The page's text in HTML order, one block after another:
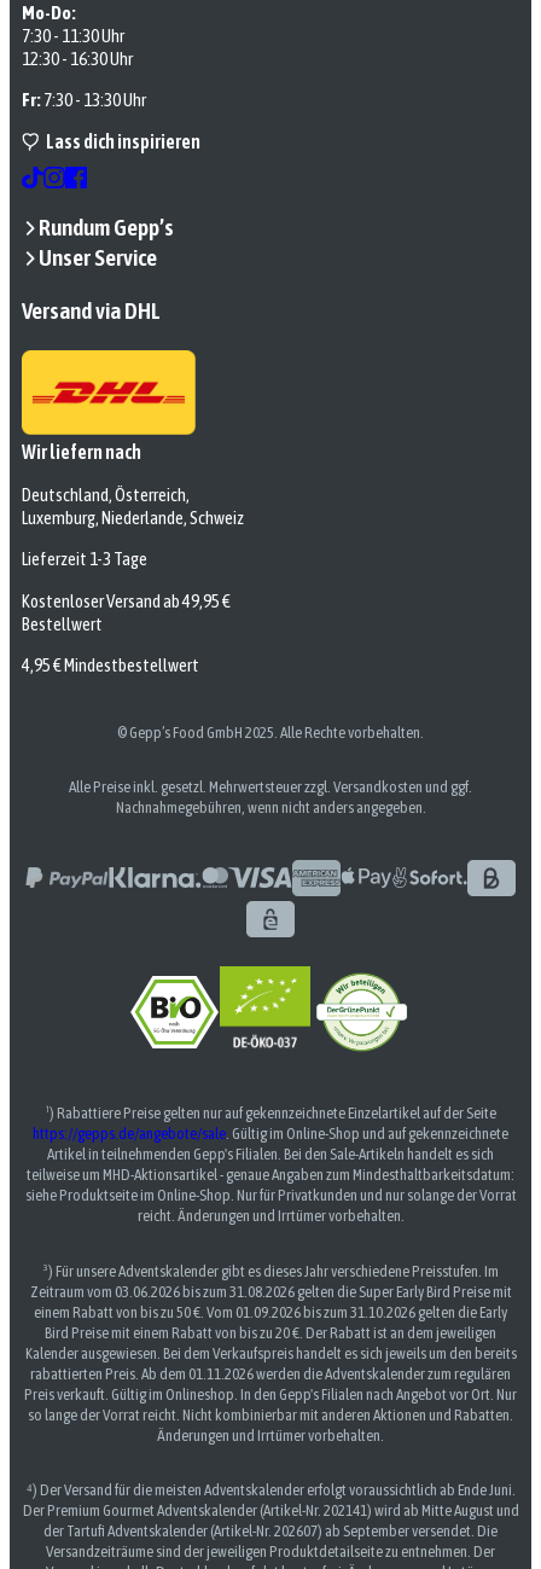
Mo-Do:
7:30 - 11:30 Uhr
12:30 - 16:30 Uhr
Fr:7:30 - 13:30 Uhr
Lass dich inspirieren
Rundum Gepp’s
Unser Service
Versand via DHL
Wir liefern nach
Deutschland, Österreich,
Luxemburg, Niederlande, Schweiz
Lieferzeit 1-3 Tage
Kostenloser Versand ab 49,95 €
Bestellwert
4,95 € Mindestbestellwert
© Gepp’s Food GmbH 2025. Alle Rechte vorbehalten.
Alle Preise inkl. gesetzl. Mehrwertsteuer zzgl. Versandkosten und ggf.
Nachnahmegebühren, wenn nicht anders angegeben.
¹) Rabattiere Preise gelten nur auf gekennzeichnete Einzelartikel auf der Seite
https://gepps.de/angebote/sale. Gültig im Online-Shop und auf gekennzeichnete
Artikel in teilnehmenden Gepp's Filialen. Bei den Sale-Artikeln handelt es sich
teilweise um MHD-Aktionsartikel - genaue Angaben zum Mindesthaltbarkeitsdatum:
siehe Produktseite im Online-Shop. Nur für Privatkunden und nur solange der Vorrat
reicht. Änderungen und Irrtümer vorbehalten.
³) Für unsere Adventskalender gibt es dieses Jahr verschiedene Preisstufen. Im
Zeitraum vom 03.06.2026 bis zum 31.08.2026 gelten die Super Early Bird Preise mit
einem Rabatt von bis zu 50 €. Vom 01.09.2026 bis zum 31.10.2026 gelten die Early
Bird Preise mit einem Rabatt von bis zu 20 €. Der Rabatt ist an dem jeweiligen
Kalender ausgewiesen. Bei dem Verkaufspreis handelt es sich jeweils um den bereits
rabattierten Preis. Ab dem 01.11.2026 werden die Adventskalender zum regulären
Preis verkauft. Gültig im Onlineshop. In den Gepp's Filialen nach Angebot vor Ort. Nur
so lange der Vorrat reicht. Nicht kombinierbar mit anderen Aktionen und Rabatten.
Änderungen und Irrtümer vorbehalten.
⁴) Der Versand für die meisten Adventskalender erfolgt voraussichtlich ab Ende Juni.
Der Premium Gourmet Adventskalender (Artikel-Nr. 202141) wird ab Mitte August und
der Tartufi Adventskalender (Artikel-Nr. 202607) ab September versendet. Die
Versandzeiträume sind der jeweiligen Produktdetailseite zu entnehmen. Der